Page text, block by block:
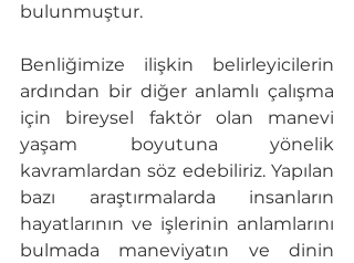
bulunmuştur.
Benliğimize ilişkin belirleyicilerin
ardından bir diğer anlamlı çalışma
için bireysel faktör olan manevi
yaşam boyutuna yönelik
kavramlardan söz edebiliriz. Yapılan
bazı araştırmalarda insanların
hayatlarının ve işlerinin anlamlarını
bulmada maneviyatın ve dinin